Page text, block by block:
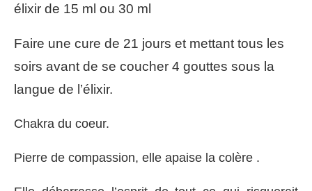
élixir de 15 ml ou 30 ml
Faire une cure de 21 jours et mettant tous les
soirs avant de se coucher 4 gouttes sous la
langue de l’élixir.
Chakra du coeur.
Pierre de compassion, elle apaise la colère .